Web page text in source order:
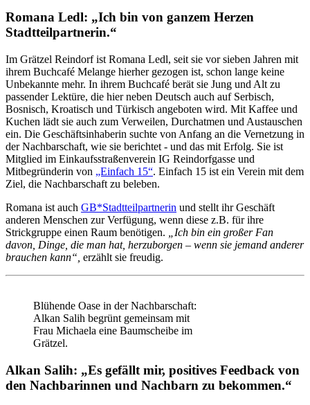
Romana Ledl: „Ich bin von ganzem Herzen
Stadtteilpartnerin.“
Im Grätzel Reindorf ist Romana Ledl, seit sie vor sieben Jahren mit
ihrem Buchcafé Melange hierher gezogen ist, schon lange keine
Unbekannte mehr. In ihrem Buchcafé berät sie Jung und Alt zu
passender Lektüre, die hier neben Deutsch auch auf Serbisch,
Bosnisch, Kroatisch und Türkisch angeboten wird. Mit Kaffee und
Kuchen lädt sie auch zum Verweilen, Durchatmen und Austauschen
ein. Die Geschäftsinhaberin suchte von Anfang an die Vernetzung in
der Nachbarschaft, wie sie berichtet - und das mit Erfolg. Sie ist
Mitglied im Einkaufsstraßenverein IG Reindorfgasse und
Mitbegründerin von „Einfach 15“. Einfach 15 ist ein Verein mit dem
Ziel, die Nachbarschaft zu beleben.
Romana ist auch GB*Stadtteilpartnerin und stellt ihr Geschäft
anderen Menschen zur Verfügung, wenn diese z.B. für ihre
Strickgruppe einen Raum benötigen.
„Ich bin ein großer Fan
davon, Dinge, die man hat, herzuborgen – wenn sie jemand anderer
brauchen kann“, erzählt sie freudig.
Blühende Oase in der Nachbarschaft:
Alkan Salih begrünt gemeinsam mit
Frau Michaela eine Baumscheibe im
Grätzel.
Alkan Salih: „Es gefällt mir, positives Feedback von
den Nachbarinnen und Nachbarn zu bekommen.“